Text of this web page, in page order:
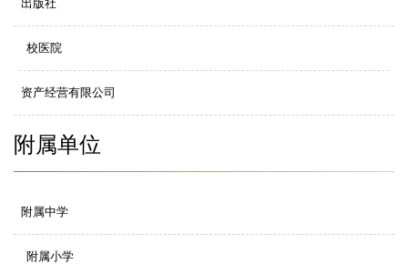
出版社
校医院
资产经营有限公司
附属单位
附属中学
附属小学